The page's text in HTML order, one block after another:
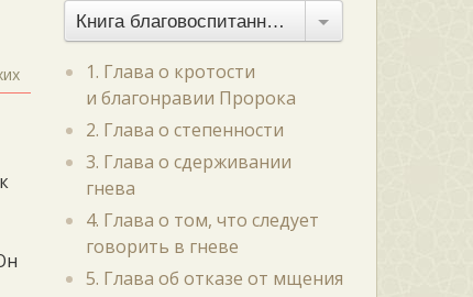
Книга благовоспитанности
1. Глава о кротости
и благонравии Пророка
2. Глава о степенности
3. Глава о сдерживании
гнева
4. Глава о том, что следует
говорить в гневе
5. Глава об отказе от мщения